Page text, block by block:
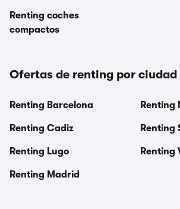
Renting coches
compactos
Ofertas de renting por ciudad
Renting Barcelona
Renting Cadiz
Renting Lugo
Renting Madrid
Renting
Renting
Renting